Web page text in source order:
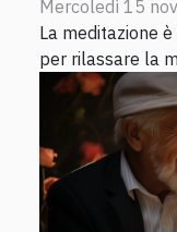
Mercoledì 15
La meditazione
per rilassare la